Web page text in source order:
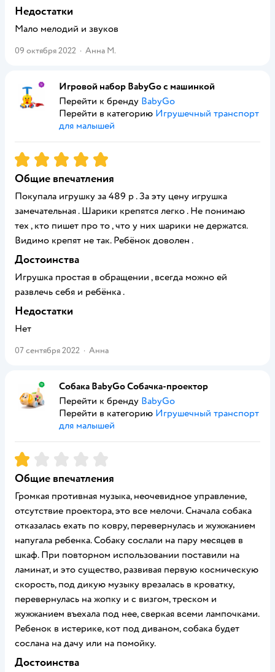
Недостатки
Мало мелодий и звуков
09 октября 2022 · Анна М.
Игровой набор BabyGo с машинкой
Перейти к бренду BabyGo
Перейти в категорию Игрушечный транспорт
для малышей
Рейтинг:5
Общие впечатления
Покупала игрушку за 489 р . За эту цену игрушка
замечательная . Шарики крепятся легко . Не понимаю
тех , кто пишет про то , что у них шарики не держатся.
Видимо крепят не так. Ребёнок доволен .
Достоинства
Игрушка простая в обращении , всегда можно ей
развлечь себя и ребёнка .
Недостатки
Нет
07 сентября 2022 · Анна
Собака BabyGo Собачка-проектор
Перейти к бренду BabyGo
Перейти в категорию Игрушечный транспорт
для малышей
Рейтинг:1
Общие впечатления
Громкая противная музыка, неочевидное управление,
отсутствие проектора, это все мелочи. Сначала собака
отказалась ехать по ковру, перевернулась и жужжанием
напугала ребенка. Собаку сослали на пару месяцев в
шкаф. При повторном использовании поставили на
ламинат, и это существо, развивая первую космическую
скорость, под дикую музыку врезалась в кроватку,
перевернулась на жопку и с визгом, треском и
жужжанием въехала под нее, сверкая всеми лампочками.
Ребенок в истерике, кот под диваном, собака будет
сослана на дачу или на помойку.
Достоинства